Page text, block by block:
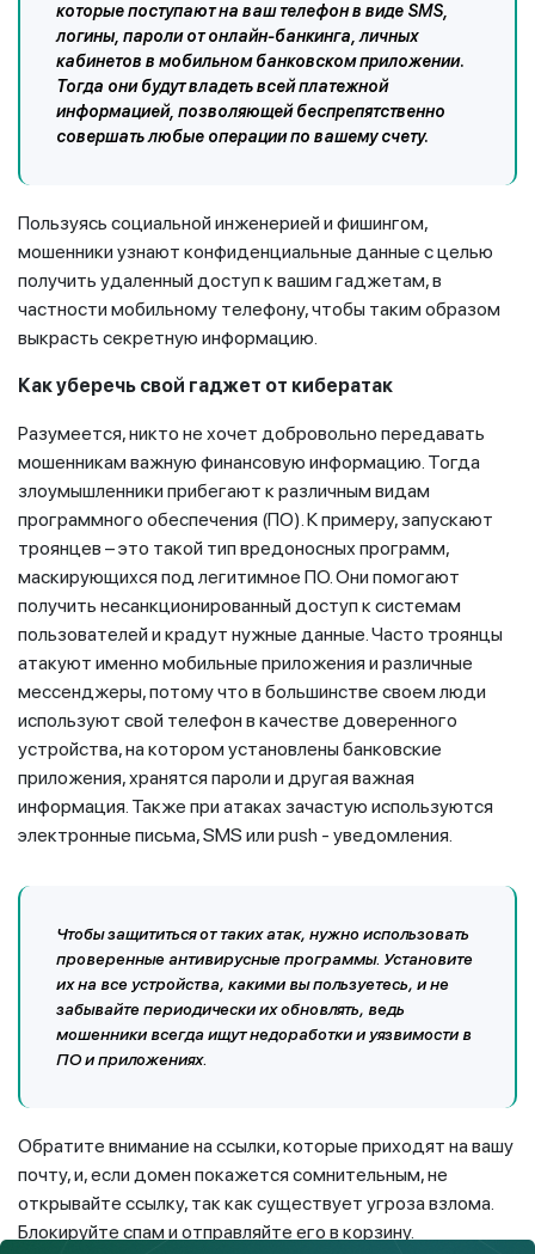
которые поступают на ваш телефон в виде SMS,
логины, пароли от онлайн-банкинга, личных
кабинетов в мобильном банковском приложении.
Тогда они будут владеть всей платежной
информацией, позволяющей беспрепятственно
совершать любые операции по вашему счету.
Пользуясь социальной инженерией и фишингом,
мошенники узнают конфиденциальные данные с целью
получить удаленный доступ к вашим гаджетам, в
частности мобильному телефону, чтобы таким образом
выкрасть секретную информацию.
Как уберечь свой гаджет от кибератак
Разумеется, никто не хочет добровольно передавать
мошенникам важную финансовую информацию. Тогда
злоумышленники прибегают к различным видам
программного обеспечения (ПО). К примеру, запускают
троянцев – это такой тип вредоносных программ,
маскирующихся под легитимное ПО. Они помогают
получить несанкционированный доступ к системам
пользователей и крадут нужные данные. Часто троянцы
атакуют именно мобильные приложения и различные
мессенджеры, потому что в большинстве своем люди
используют свой телефон в качестве доверенного
устройства, на котором установлены банковские
приложения, хранятся пароли и другая важная
информация. Также при атаках зачастую используются
электронные письма, SMS или push - уведомления.
Чтобы защититься от таких атак, нужно использовать
проверенные антивирусные программы. Установите
их на все устройства, какими вы пользуетесь, и не
забывайте периодически их обновлять, ведь
мошенники всегда ищут недоработки и уязвимости в
ПО и приложениях.
Обратите внимание на ссылки, которые приходят на вашу
почту, и, если домен покажется сомнительным, не
открывайте ссылку, так как существует угроза взлома.
Блокируйте спам и отправляйте его в корзину.